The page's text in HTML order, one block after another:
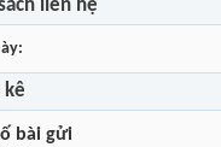
liên hệ
kê
bài gửi